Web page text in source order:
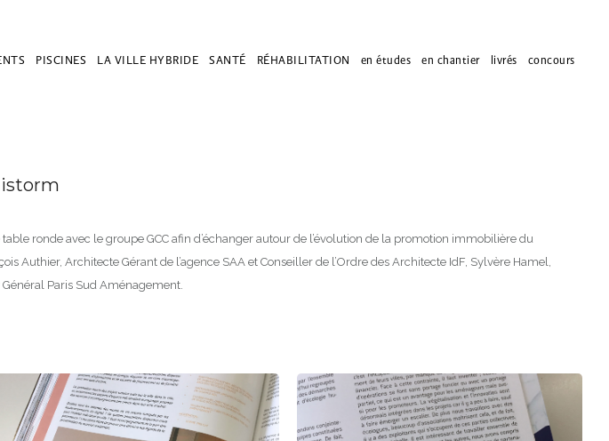
PISCINES LA VILLE HYBRIDE SANTÉ RÉHABILITATION en études en chantier livrés concours
ronde avec le groupe GCC afin d’échanger autour de l’évolution de la promotion immobilière du
Authier, Architecte Gérant de l’agence SAA et Conseiller de l’Ordre des Architecte IdF, Sylvère Hamel,
Paris Sud Aménagement.